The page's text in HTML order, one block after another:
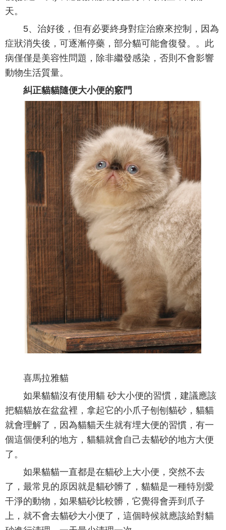
天。
5、治好後，但有必要終身對症治療來控制，因為
症狀消失後，可逐漸停藥，部分貓可能會復發。。此
病僅僅是美容性問題，除非繼發感染，否則不會影響
動物生活質量。
糾正貓貓隨便大小便的竅門
喜馬拉雅貓
如果貓貓沒有使用貓 砂大小便的習慣，建議應該
把貓貓放在盆盆裡，拿起它的小爪子刨刨貓砂，貓貓
就會理解了，因為貓貓天生就有埋大便的習慣，有一
個這個便利的地方，貓貓就會自己去貓砂的地方大便
了。
如果貓貓一直都是在貓砂上大小便，突然不去
了，最常見的原因就是貓砂髒了，貓貓是一種特別愛
干淨的動物，如果貓砂比較髒，它覺得會弄到爪子
上，就不會去貓砂大小便了，這個時候就應該給對貓